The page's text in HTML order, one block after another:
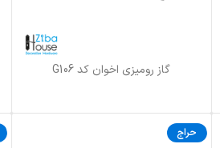
اطلاعات بیشترگاز رومیزی اخوان کد G106
حراج